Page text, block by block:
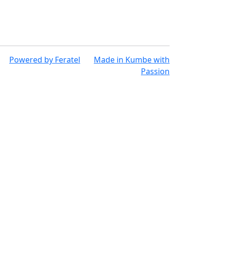
Powered by Feratel Made in Kumbewith
Passion